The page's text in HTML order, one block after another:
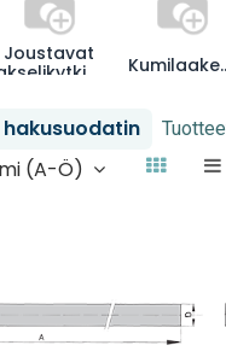
Joustavat
akselikytkimet
(A-Ö)